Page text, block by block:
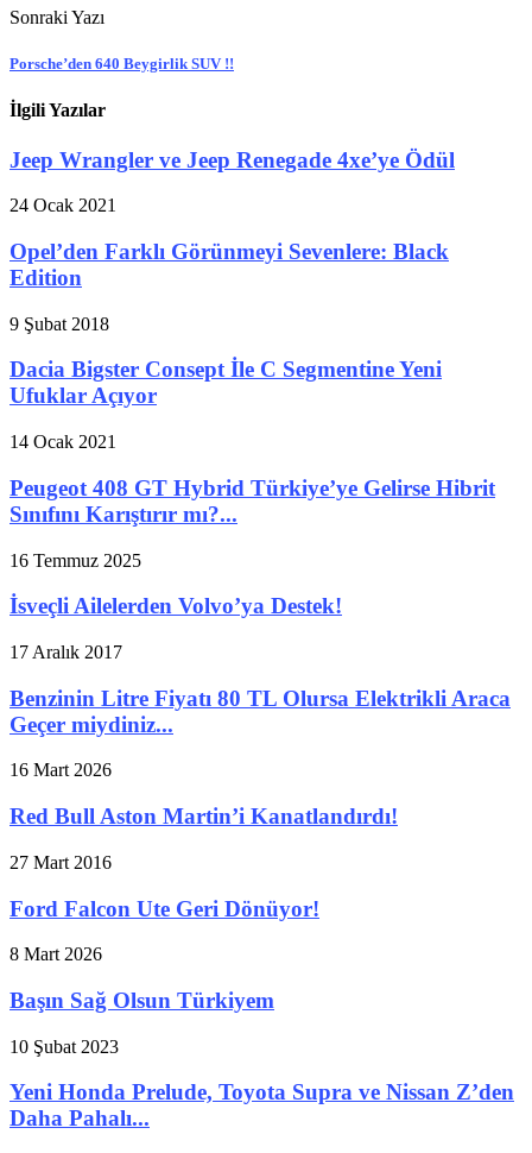
Sonraki Yazı
Porsche’den 640 Beygirlik SUV !!
İlgili Yazılar
Jeep Wrangler ve Jeep Renegade 4xe’ye Ödül
24 Ocak 2021
Opel’den Farklı Görünmeyi Sevenlere: Black
Edition
9 Şubat 2018
Dacia Bigster Consept İle C Segmentine Yeni
Ufuklar Açıyor
14 Ocak 2021
Peugeot 408 GT Hybrid Türkiye’ye Gelirse Hibrit
Sınıfını Karıştırır mı?...
16 Temmuz 2025
İsveçli Ailelerden Volvo’ya Destek!
17 Aralık 2017
Benzinin Litre Fiyatı 80 TL Olursa Elektrikli Araca
Geçer miydiniz...
16 Mart 2026
Red Bull Aston Martin’i Kanatlandırdı!
27 Mart 2016
Ford Falcon Ute Geri Dönüyor!
8 Mart 2026
Başın Sağ Olsun Türkiyem
10 Şubat 2023
Yeni Honda Prelude, Toyota Supra ve Nissan Z’den
Daha Pahalı...